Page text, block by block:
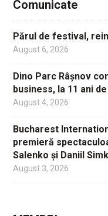
Comunicate
Părul de festival,
August 6, 2026
Dino Parc Râșnov
business, la 11 ani
August 4, 2026
Bucharest
premieră
Salenko și Daniil
August 3, 2026